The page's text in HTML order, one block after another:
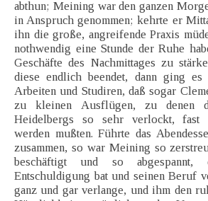
abthun; Meining war den ganzen
in Anspruch genommen; kehrte er
ihn die große, angreifende Praxis
nothwendig eine Stunde der Ruhe
Geschäfte des Nachmittages zu
diese endlich beendet, dann ging
Arbeiten und Studiren, daß sogar
zu kleinen Ausflügen, zu denen
Heidelbergs so sehr verlockt, fast
werden mußten. Führte das
zusammen, so war Meining so
beschäftigt und so
Entschuldigung bat und seinen Beruf
ganz und gar verlange, und ihm den